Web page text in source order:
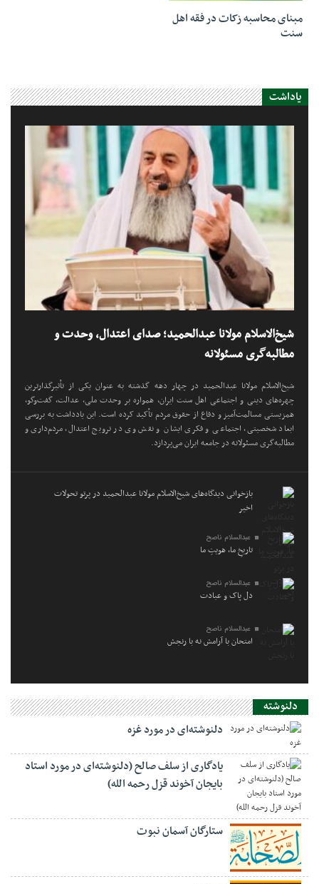
مبنای محاسبه زکات در فقه اهل
سنت
یاداشت
شیخ‌الاسلام مولانا عبدالحمید؛ صدای اعتدال، وحدت و
مطالبه‌گری مسئولانه
شیخ‌الاسلام مولانا عبدالحمید در چهار دهه گذشته به عنوان یکی از تأثیرگذارترین
چهره‌های دینی و اجتماعی اهل سنت ایران، همواره بر وحدت ملی، عدالت، گفت‌وگو،
همزیستی مسالمت‌آمیز و دفاع از حقوق مردم تأکید کرده است. این یادداشت به بررسی
ابعاد شخصیتی، اجتماعی و فکری ایشان و نقش وی در ترویج اعتدال، مردم‌داری و
مطالبه‌گری مسئولانه در جامعه ایران می‌پردازد.
بازخوانی دیدگاه‌های شیخ‌الاسلام مولانا عبدالحمید در پرتو تحولات
اخیر
عبدالسلام ناصح
تاریخِ ما، هویتِ ما
عبدالسلام ناصح
دل پاک و عبادت
عبدالسلام ناصح
امتحان با آرامش نه با رنجش
دلنوشته
دلنوشته‌ای در مورد غزه
یادگاری از سلف صالح (دلنوشته‌ای در مورد استاد
بایجان آخوند قزل رحمه الله)
ستارگان آسمان نبوت